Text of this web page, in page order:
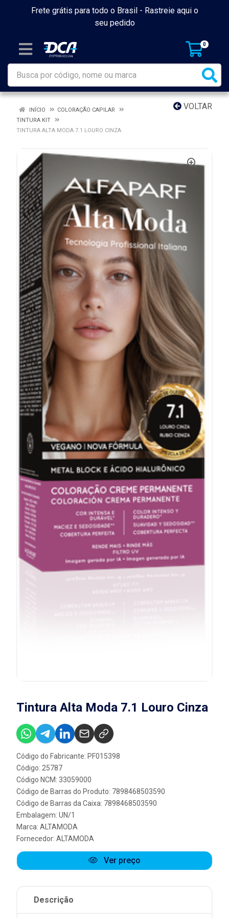
Frete grátis para todo o Brasil - Rastreie aqui o
seu pedido
0
VOLTAR
INÍCIO
COLORAÇÃO CAPILAR
TINTURA KIT
TINTURA ALTA MODA 7.1 LOURO CINZA
Tintura Alta Moda 7.1 Louro Cinza
Código do Fabricante: PF015398
Código: 25787
Código NCM: 33059000
Código de Barras do Produto: 7898468503590
Código de Barras da Caixa: 7898468503590
Embalagem: UN/1
Marca: ALTAMODA
Fornecedor: ALTAMODA
Ver preço
Descrição